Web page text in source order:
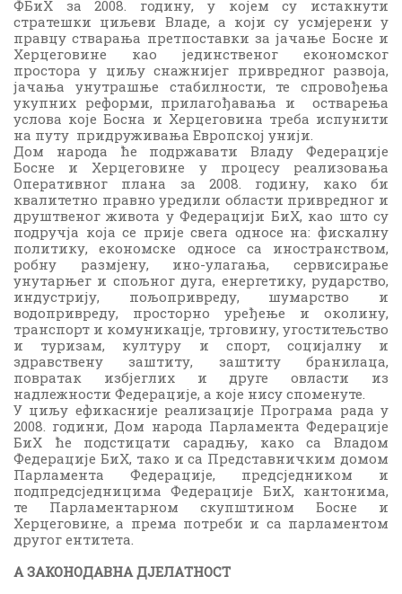
ФБиХ за 2008. годину, у којем су истакнути
стратешки циљеви Владе, а који су усмјерени у
правцу стварања претпоставки за јачање Босне и
Херцеговине као јединственог економског
простора у циљу снажнијег привредног развоја,
јачања унутрашње стабилности, те спровођења
укупних реформи, прилагођавања и остварења
услова које Босна и Херцеговина треба испунити
на путу придруживања Европској унији.
Дом народа ће подржавати Владу Федерације
Босне и Херцеговине у процесу реализовања
Оперативног плана за 2008. годину, како би
квалитетно правно уредили области привредног и
друштвеног живота у Федерацији БиХ, као што су
подручја која се прије свега односе на: фискалну
политику, економске односе са иностранством,
робну размјену, ино-улагања, сервисирање
унутарњег и спољног дуга, енергетику, рударство,
индустрију, пољопривреду, шумарство и
водопривреду, просторно уређење и околину,
транспорт и комуникацје, трговину, угоститељство
и туризам, културу и спорт, социјалну и
здравствену заштиту, заштиту бранилаца,
повратак избјеглих и друге овласти из
надлежности Федерације, а које нису споменуте.
У циљу ефикасније реализације Програма рада у
2008. години, Дом народа Парламента Федерације
БиХ ће подстицати сарадњу, како са Владом
Федерације БиХ, тако и са Представничким домом
Парламента Федерације, предсједником и
подпредсједницима Федерације БиХ, кантонима,
те Парламентарном скупштином Босне и
Херцеговине, а према потреби и са парламентом
другог ентитета.
A ЗAКОНОДAВНA ДЈЕЛAТНОСТ